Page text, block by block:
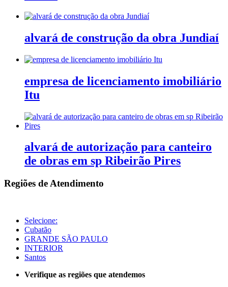
alvará de construção da obra Jundiaí
empresa de licenciamento imobiliário
Itu
alvará de autorização para canteiro
de obras em sp Ribeirão Pires
Regiões de Atendimento
Selecione:
Cubatão
GRANDE SÃO PAULO
INTERIOR
Santos
Verifique as regiões que atendemos